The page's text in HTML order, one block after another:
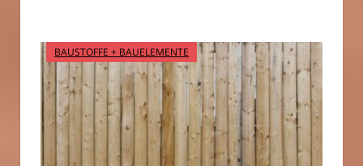
BAUSTOFFE + BAUELEMENTE